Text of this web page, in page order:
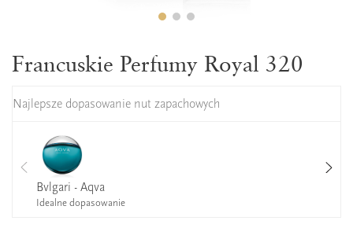
Francuskie Perfumy Royal 320
Najlepsze dopasowanie nut zapachowych
Bvlgari - Aqva
Idealne dopasowanie